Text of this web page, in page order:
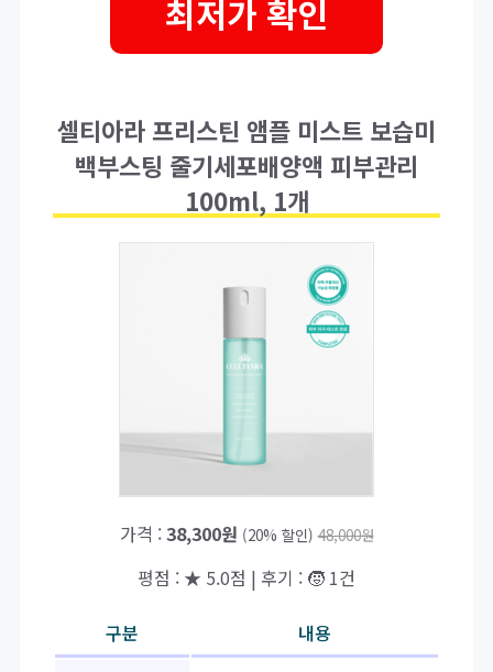
최저가 확인
셀티아라 프리스틴 앰플 미스트 보습미
백부스팅 줄기세포배양액 피부관리
100ml, 1개
가격 :38,300원 (20% 할인) 48,000원
평점 : ★ 5.0점 | 후기 : 🧒 1건
구분
내용